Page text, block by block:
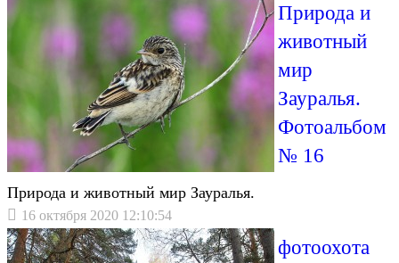
Природа и
животный
мир
Зауралья.
Фотоальбом
№ 16
Природа и животный мир Зауралья.
16 октября 2020 12:10:54
фотоохота